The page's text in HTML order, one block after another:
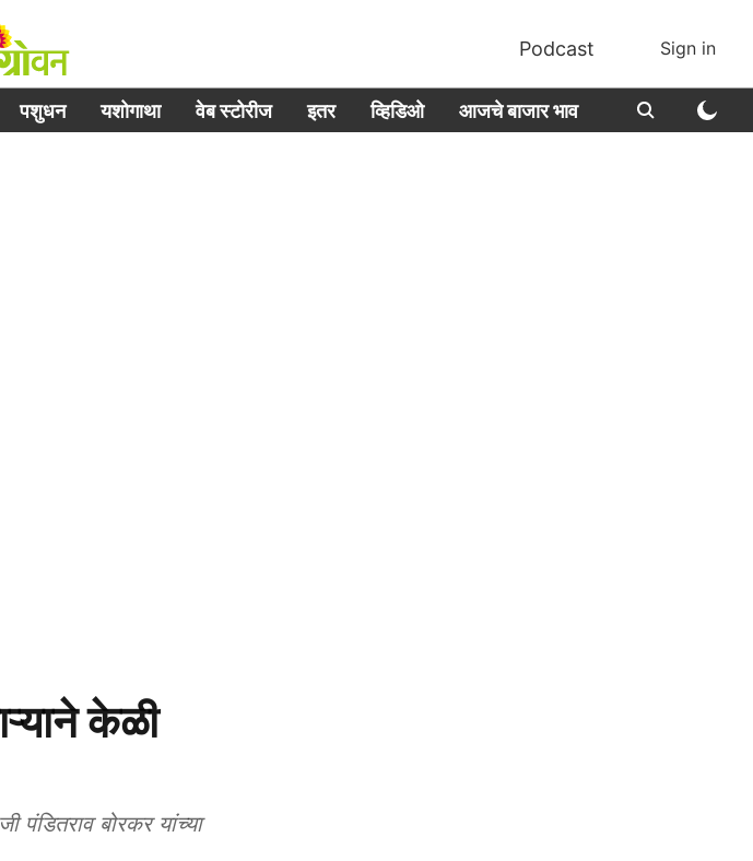
Podcast Sign in
पशुधन यशोगाथा वेब स्टोरीज इतर व्हिडिओ आजचे बाजार भाव
केळी
पंडितराव बोरकर यांच्या